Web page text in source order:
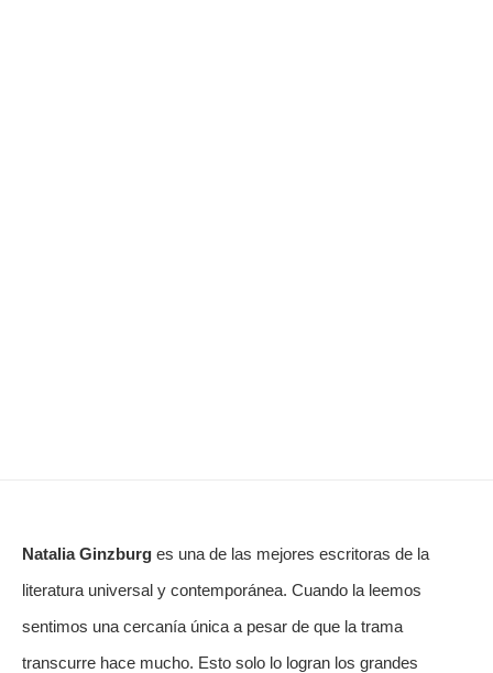
Natalia Ginzburg es una de las mejores escritoras de la
literatura universal y contemporánea. Cuando la leemos
sentimos una cercanía única a pesar de que la trama
transcurre hace mucho. Esto solo lo logran los grandes